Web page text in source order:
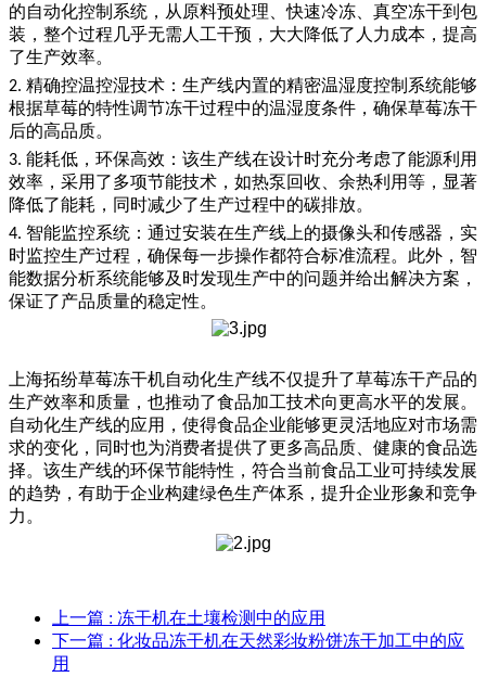
的自动化控制系统，从原料预处理、快速冷冻、真空冻干到包
装，整个过程几乎无需人工干预，大大降低了人力成本，提高
了生产效率。
2. 精确控温控湿技术：生产线内置的精密温湿度控制系统能够
根据草莓的特性调节冻干过程中的温湿度条件，确保草莓冻干
后的高品质。
3. 能耗低，环保高效：该生产线在设计时充分考虑了能源利用
效率，采用了多项节能技术，如热泵回收、余热利用等，显著
降低了能耗，同时减少了生产过程中的碳排放。
4. 智能监控系统：通过安装在生产线上的摄像头和传感器，实
时监控生产过程，确保每一步操作都符合标准流程。此外，智
能数据分析系统能够及时发现生产中的问题并给出解决方案，
保证了产品质量的稳定性。
上海拓纷草莓冻干机自动化生产线不仅提升了草莓冻干产品的
生产效率和质量，也推动了食品加工技术向更高水平的发展。
自动化生产线的应用，使得食品企业能够更灵活地应对市场需
求的变化，同时也为消费者提供了更多高品质、健康的食品选
择。该生产线的环保节能特性，符合当前食品工业可持续发展
的趋势，有助于企业构建绿色生产体系，提升企业形象和竞争
力。
上一篇 : 冻干机在土壤检测中的应用
下一篇 : 化妆品冻干机在天然彩妆粉饼冻干加工中的应
用